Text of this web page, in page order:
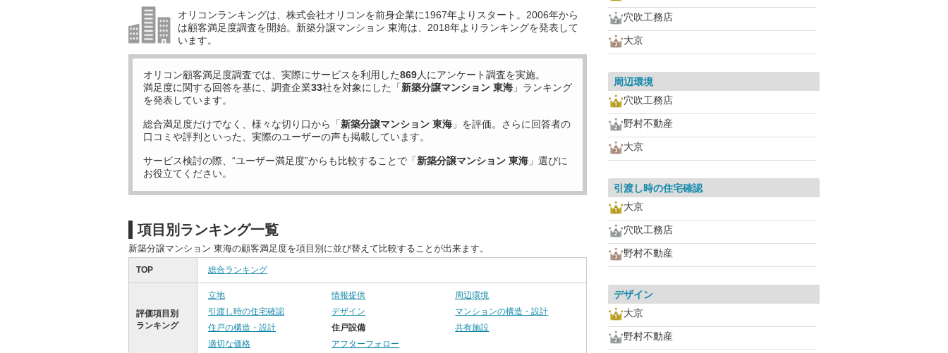
オリコンランキングは、株式会社オリコンを前身企業に1967年よりスタート。2006年から
は顧客満足度調査を開始。新築分譲マンション 東海は、2018年よりランキングを発表して
います。
オリコン顧客満足度調査では、実際にサービスを利用した869人にアンケート調査を実施。
満足度に関する回答を基に、調査企業33社を対象にした「新築分譲マンション 東海 」ランキング
を発表しています。
総合満足度だけでなく、様々な切り口から「新築分譲マンション 東海 」を評価。さらに回答者の
口コミや評判といった、実際のユーザーの声も掲載しています。
サービス検討の際、“ユーザー満足度”からも比較することで「新築分譲マンション 東海 」選びに
お役立てください。
項目別ランキング一覧
新築分譲マンション 東海の顧客満足度を項目別に並び替えて比較することが出来ます。
TOP 総合ランキング
評価項目別
ランキング
立地 情報提供
周辺環境
引渡し時の住宅確認
デザイン
マンションの構造・設計
住戸の構造・設計
住戸設備
共有施設
適切な価格
アフターフォロー
穴吹工務店
大京
周辺環境
穴吹工務店
野村不動産
大京
引渡し時の住宅確認
大京
穴吹工務店
野村不動産
デザイン
大京
野村不動産